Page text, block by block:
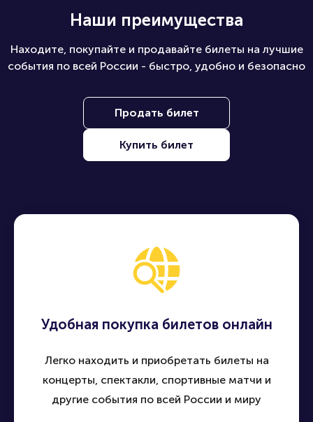
Наши преимущества
Находите, покупайте и продавайте билеты на лучшие
события по всей России - быстро, удобно и безопасно
Продать билет
Купить билет
Удобная покупка билетов онлайн
Легко находить и приобретать билеты на
концерты, спектакли, спортивные матчи и
другие события по всей России и миру